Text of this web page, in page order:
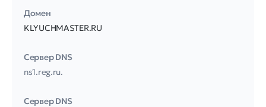
Домен
KLYUCHMASTER.RU
Сервер DNS
ns1.reg.ru.
Сервер DNS